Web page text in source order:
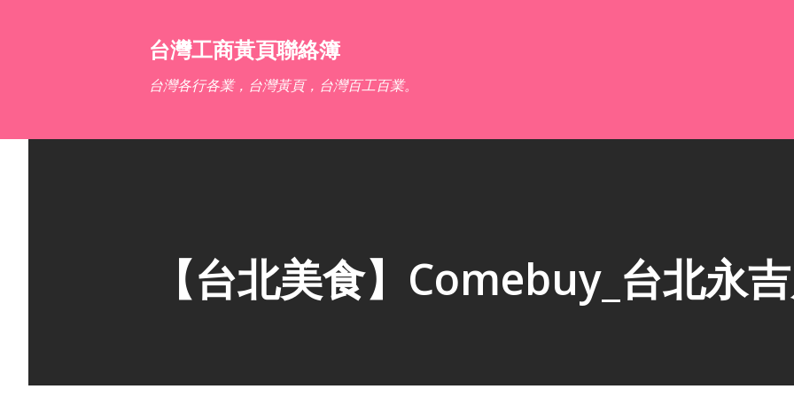
台灣工商黃頁聯絡簿
台灣各行各業，台灣黃頁，台灣百工百業。
【台北美食】Comebuy_台北永